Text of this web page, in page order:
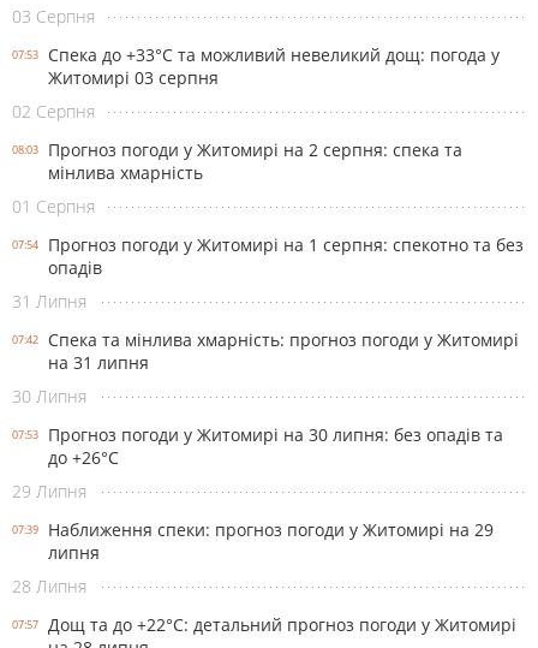
03 Серпня
07:53
Спека до +33°С та можливий невеликий дощ: погода у
Житомирі 03 серпня
02 Серпня
08:03
Прогноз погоди у Житомирі на 2 серпня: спека та
мінлива хмарність
01 Серпня
07:54
Прогноз погоди у Житомирі на 1 серпня: спекотно та без
опадів
31 Липня
07:42
Спека та мінлива хмарність: прогноз погоди у Житомирі
на 31 липня
30 Липня
07:53
Прогноз погоди у Житомирі на 30 липня: без опадів та
до +26°С
29 Липня
07:39
Наближення спеки: прогноз погоди у Житомирі на 29
липня
28 Липня
07:57
Дощ та до +22°С: детальний прогноз погоди у Житомирі